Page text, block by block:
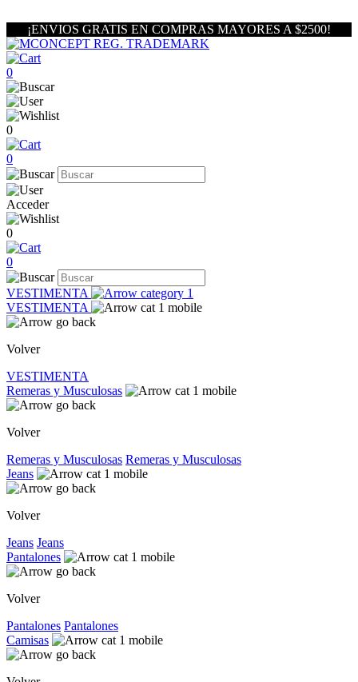
¡ENVIOS GRATIS EN COMPRAS MAYORES A $2500!
0
0
0
Acceder
0
0
VESTIMENTA
VESTIMENTA
Volver
VESTIMENTA
Remeras y Musculosas
Volver
Remeras y Musculosas Remeras y Musculosas
Jeans
Volver
Jeans Jeans
Pantalones
Volver
Pantalones Pantalones
Camisas